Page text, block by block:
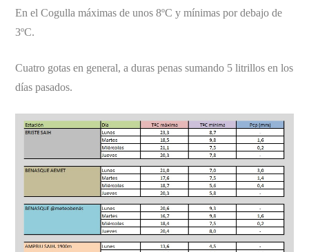
En el Cogulla máximas de unos 8ºC y mínimas por debajo de
3ºC.
Cuatro gotas en general, a duras penas sumando 5 litrillos en los
días pasados.